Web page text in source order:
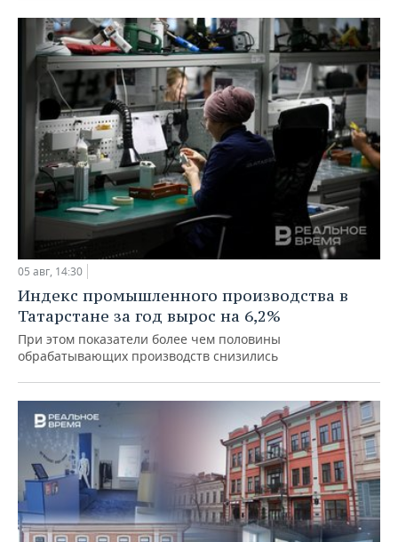
05 авг, 14:30
Индекс промышленного производства в
Татарстане за год вырос на 6,2%
При этом показатели более чем половины
обрабатывающих производств снизились